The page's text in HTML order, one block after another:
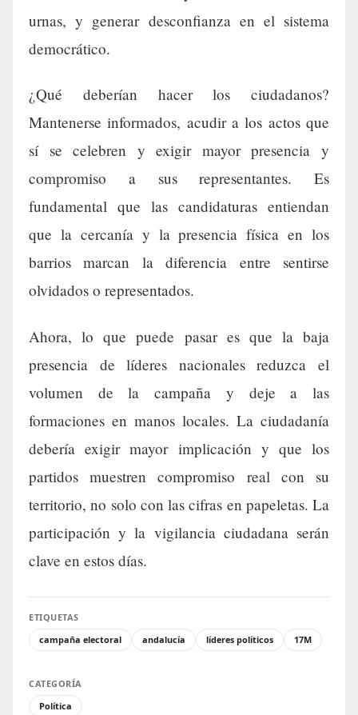
urnas, y generar desconfianza en el sistema
democrático.
¿Qué deberían hacer los ciudadanos?
Mantenerse informados, acudir a los actos que
sí se celebren y exigir mayor presencia y
compromiso a sus representantes. Es
fundamental que las candidaturas entiendan
que la cercanía y la presencia física en los
barrios marcan la diferencia entre sentirse
olvidados o representados.
Ahora, lo que puede pasar es que la baja
presencia de líderes nacionales reduzca el
volumen de la campaña y deje a las
formaciones en manos locales. La ciudadanía
debería exigir mayor implicación y que los
partidos muestren compromiso real con su
territorio, no solo con las cifras en papeletas. La
participación y la vigilancia ciudadana serán
clave en estos días.
ETIQUETAS
campaña electoral
andalucía líderes políticos 17M
CATEGORÍA
Política